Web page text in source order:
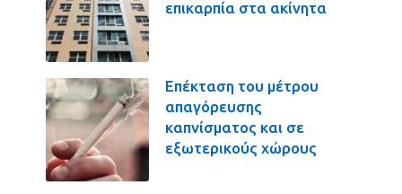
επικαρπία στα ακίνητα
Επέκταση του μέτρου
απαγόρευσης
καπνίσματος και σε
εξωτερικούς χώρους